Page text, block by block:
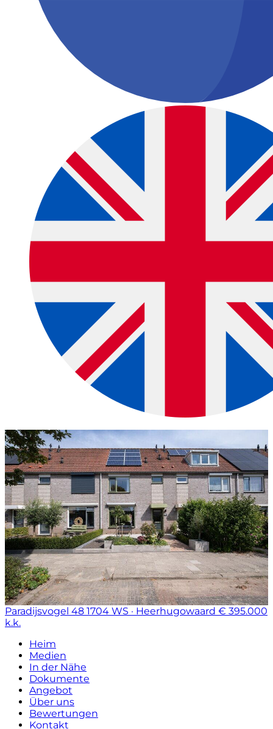
Paradijsvogel 48 1704 WS · Heerhugowaard € 395.000
k.k.
Heim
Medien
In der Nähe
Dokumente
Angebot
Über uns
Bewertungen
Kontakt